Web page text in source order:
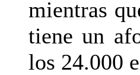
mientras
tiene un
los 24.000